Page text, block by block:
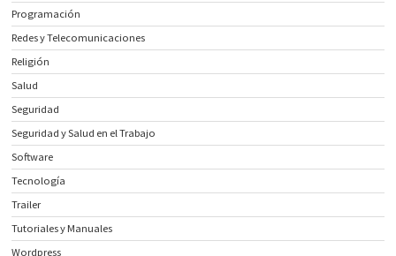
Programación
Redes y Telecomunicaciones
Religión
Salud
Seguridad
Seguridad y Salud en el Trabajo
Software
Tecnología
Trailer
Tutoriales y Manuales
Wordpress